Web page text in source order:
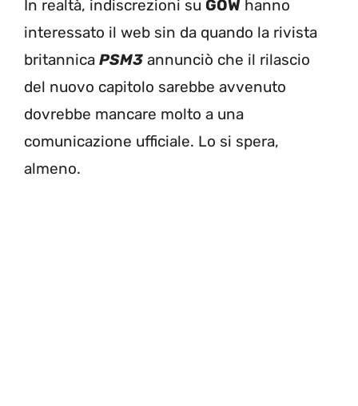
In realtà, indiscrezioni su GOW hanno
interessato il web sin da quando la rivista
britannica PSM3 annunciò che il rilascio
del nuovo capitolo sarebbe avvenuto
dovrebbe mancare molto a una
comunicazione ufficiale. Lo si spera,
almeno.